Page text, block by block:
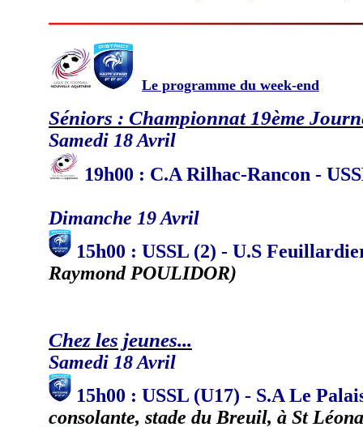
Le programme du week-end
Séniors : Championnat 19ème
Samedi 18 Avril
19h00 : C.A Rilhac-Rancon -
Dimanche 19 Avril
15h00 : USSL (2) - U.S
Raymond POULIDOR)
Chez les jeunes...
Samedi 18 Avril
15h00 : USSL (U17) - S.A Le
consolante, stade du Breuil, à St